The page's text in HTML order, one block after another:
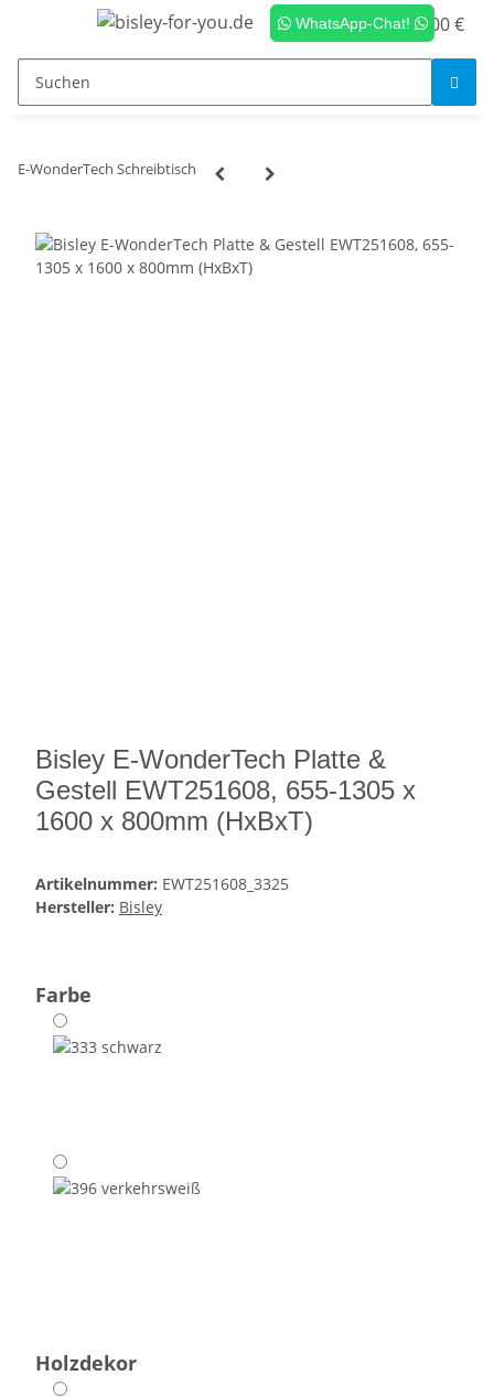
WhatsApp-Chat! 0,00 €
E-WonderTech Schreibtisch
Bisley E-WonderTech Platte &
Gestell EWT251608, 655-1305 x
1600 x 800mm (HxBxT)
Artikelnummer: EWT251608_3325
Hersteller: Bisley
Farbe
333
schwarz
verkehrsweiß
Holzdekor